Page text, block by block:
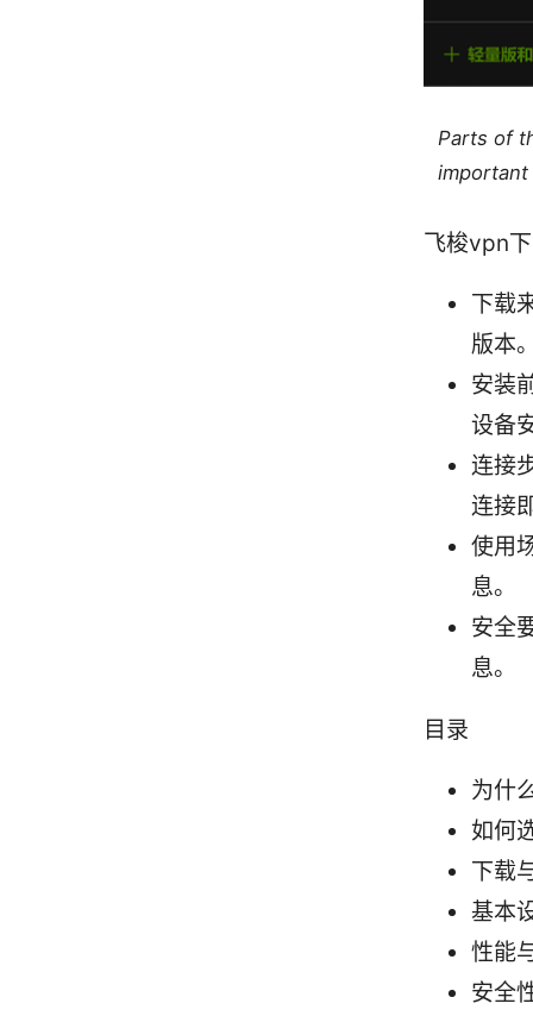
Parts of
飞梭vpn
下载
版本
安装
设备
连接
连接
使用
息。
安全
息。
目录
为什
如何
下载
基本
性能
安全